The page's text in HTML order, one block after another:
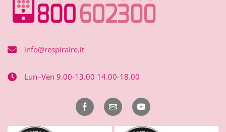
info@respiraire.it
Lun–Ven 9.00-13.00 14.00-18.00